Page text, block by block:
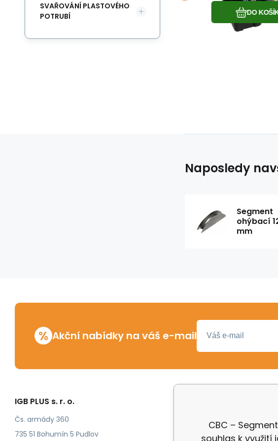
DO
SVAŘOVÁNÍ PLASTOVÉHO
POTRUBÍ
Naposledy
Segment
ohýbací
mm
% Akční nabídky na váš e-mail
IGB PLUS s. r. o.
Čs. armády 360
735 51 Bohumín 5 Pudlov
Katalog Milwaukee
CBC –
souhlas k využití